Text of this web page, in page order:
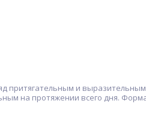
притягательным и
на протяжении всего дня.